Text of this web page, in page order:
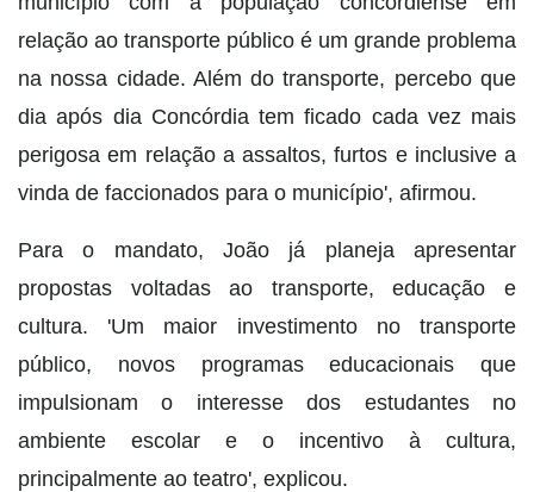
relação ao transporte público é um grande problema
na nossa cidade. Além do transporte, percebo que
dia após dia Concórdia tem ficado cada vez mais
perigosa em relação a assaltos, furtos e inclusive a
vinda de faccionados para o município', afirmou.
Para o mandato, João já planeja apresentar
propostas voltadas ao transporte, educação e
cultura. 'Um maior investimento no transporte
público, novos programas educacionais que
impulsionam o interesse dos estudantes no
ambiente escolar e o incentivo à cultura,
principalmente ao teatro', explicou.